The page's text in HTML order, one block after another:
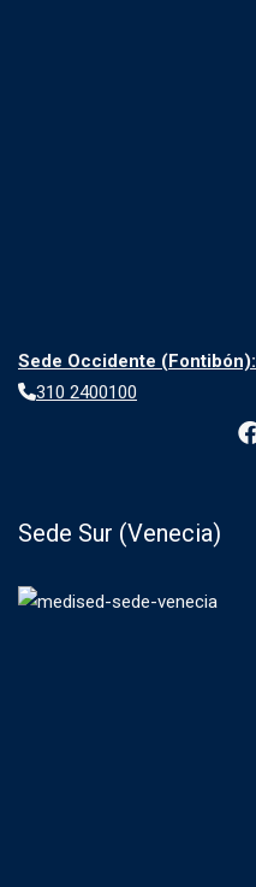
Sede Occidente (Fontibón):
310 2400100
Sede Sur (Venecia)